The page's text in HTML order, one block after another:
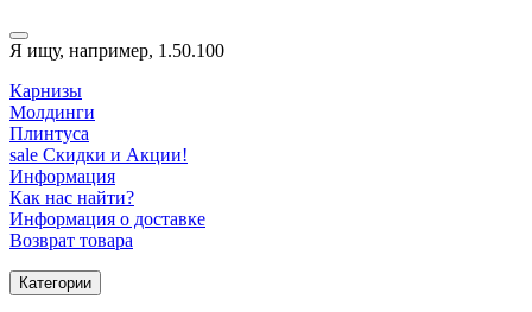
Я ищу, например, 1.50.100
Карнизы
Молдинги
Плинтуса
sale Скидки и Акции!
Информация
Как нас найти?
Информация о доставке
Возврат товара
Категории